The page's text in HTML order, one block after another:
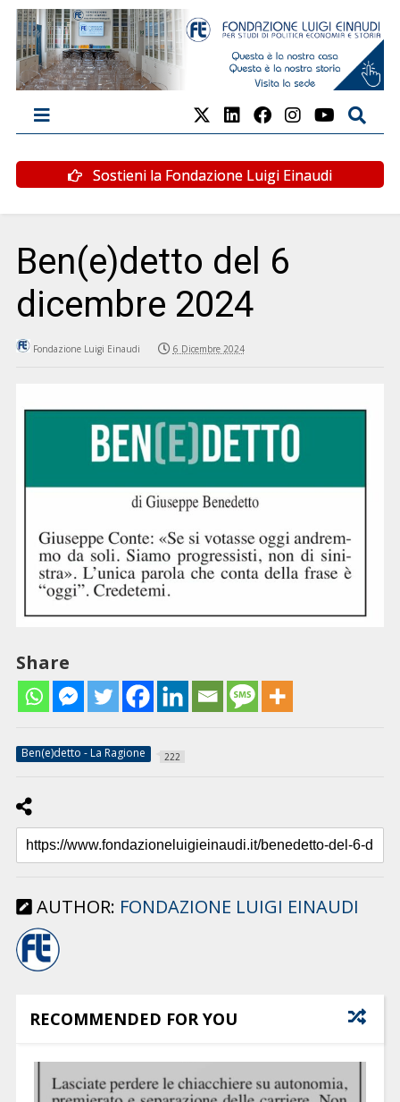
Sostieni la Fondazione Luigi Einaudi
Ben(e)detto del 6
dicembre 2024
Fondazione Luigi Einaudi 6 Dicembre 2024
Share
Ben(e)detto - La Ragione 222
AUTHOR: FONDAZIONE LUIGI EINAUDI
RECOMMENDED FOR YOU